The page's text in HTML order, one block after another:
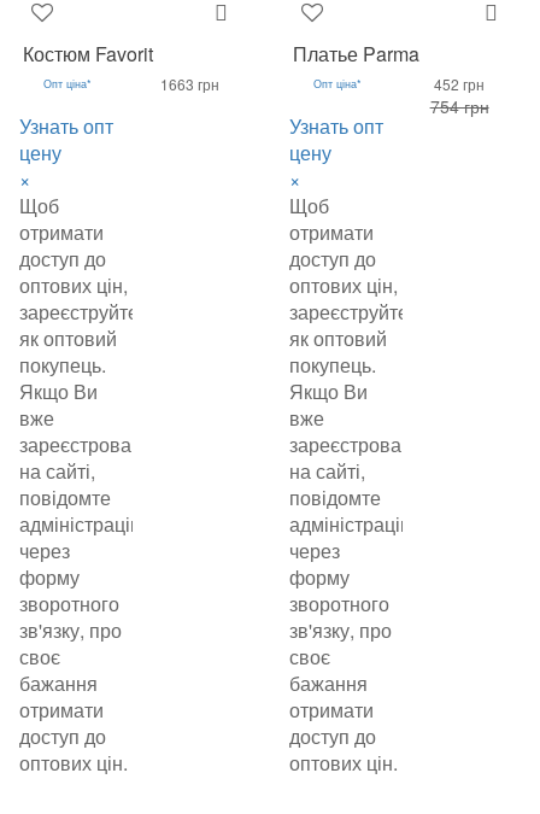
Костюм Favorit
Опт ціна*
Узнать опт
цену
×
Щоб
отримати
доступ до
оптових цін,
зареєструйтеся
як оптовий
покупець.
Якщо Ви
вже
зареєстровані
на сайті,
повідомте
адміністрацію
через
форму
зворотного
зв'язку, про
своє
бажання
отримати
доступ до
оптових цін.
1663 грн
Платье Parma
Опт ціна*
Узнать опт
цену
×
Щоб
отримати
доступ до
оптових цін,
зареєструйтеся
як оптовий
покупець.
Якщо Ви
вже
зареєстровані
на сайті,
повідомте
адміністрацію
через
форму
зворотного
зв'язку, про
своє
бажання
отримати
доступ до
оптових цін.
452 грн
754 грн